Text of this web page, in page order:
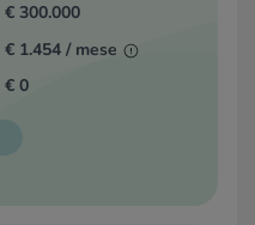
€ 300.000
€ 1.454 / mese
€ 0